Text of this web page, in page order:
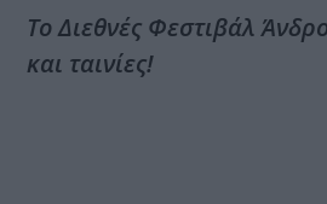
Το Διεθνές Φεστιβάλ
και ταινίες!